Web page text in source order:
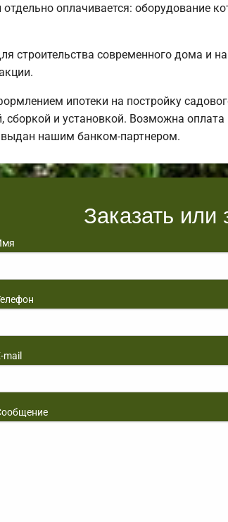
оплачивается: оборудование
строительства современного дома и
ипотеки на постройку
сборкой и установкой. Возможна
выдан нашим банком-партнером.
Заказать или
mail